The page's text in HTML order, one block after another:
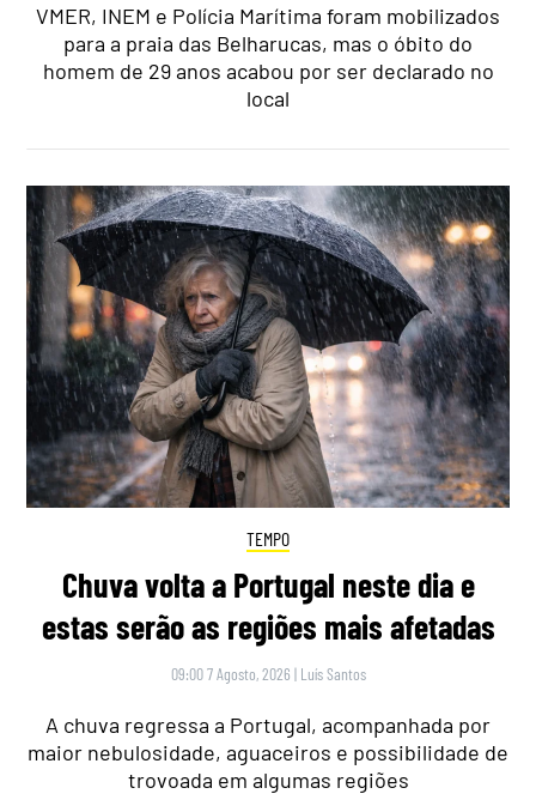
VMER, INEM e Polícia Marítima foram mobilizados
para a praia das Belharucas, mas o óbito do
homem de 29 anos acabou por ser declarado no
local
TEMPO
Chuva volta a Portugal neste dia e
estas serão as regiões mais afetadas
09:00 7 Agosto, 2026 | Luís Santos
A chuva regressa a Portugal, acompanhada por
maior nebulosidade, aguaceiros e possibilidade de
trovoada em algumas regiões